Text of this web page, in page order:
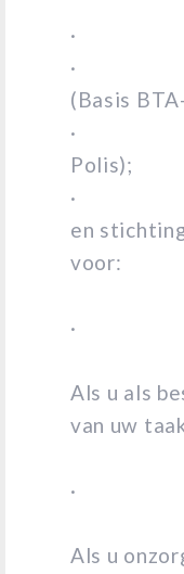
·
·
(Basis
·
Polis);
·
en
voor:
·
Als u als
van uw
·
Als u